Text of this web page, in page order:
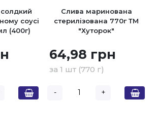
соусі
(400г)
Слива маринована
стерилізована 770г ТМ
"Хуторок"
64,98 грн
за 1 шт (770 г)
- +